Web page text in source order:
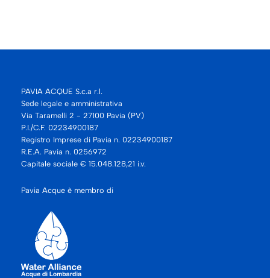
PAVIA ACQUE S.c.a r.l.
Sede legale e amministrativa
Via Taramelli 2 - 27100 Pavia (PV)
P.I./C.F. 02234900187
Registro Imprese di Pavia n. 02234900187
R.E.A. Pavia n. 0256972
Capitale sociale € 15.048.128,21 i.v.
Pavia Acque è membro di